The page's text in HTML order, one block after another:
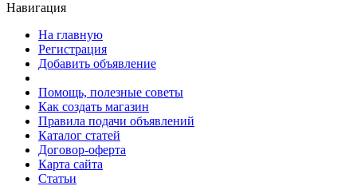
Навигация
На главную
Регистрация
Добавить объявление
Помощь, полезные советы
Как создать магазин
Правила подачи объявлений
Каталог статей
Договор-оферта
Карта сайта
Статьи